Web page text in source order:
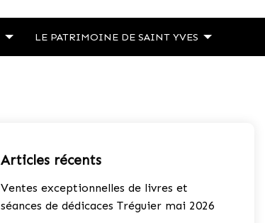
LE PATRIMOINE DE SAINT YVES
Articles récents
Ventes exceptionnelles de livres et
séances de dédicaces Tréguier mai 2026